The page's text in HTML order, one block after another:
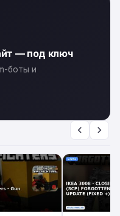
— под ключ
боты и